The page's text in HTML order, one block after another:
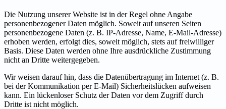
Die Nutzung unserer Website ist in der Regel ohne Angabe
personenbezogener Daten möglich. Soweit auf unseren Seiten
personenbezogene Daten (z. B. IP-Adresse, Name, E-Mail-Adresse)
erhoben werden, erfolgt dies, soweit möglich, stets auf freiwilliger
Basis. Diese Daten werden ohne Ihre ausdrückliche Zustimmung
nicht an Dritte weitergegeben.
Wir weisen darauf hin, dass die Datenübertragung im Internet (z. B.
bei der Kommunikation per E-Mail) Sicherheitslücken aufweisen
kann. Ein lückenloser Schutz der Daten vor dem Zugriff durch
Dritte ist nicht möglich.